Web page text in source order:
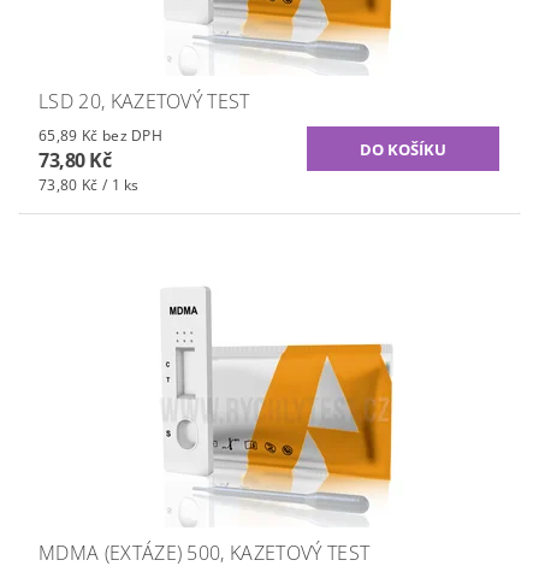
LSD 20, KAZETOVÝ TEST
65,89 Kč bez DPH
73,80 Kč
73,80 Kč / 1 ks
MDMA (EXTÁZE) 500, KAZETOVÝ TEST